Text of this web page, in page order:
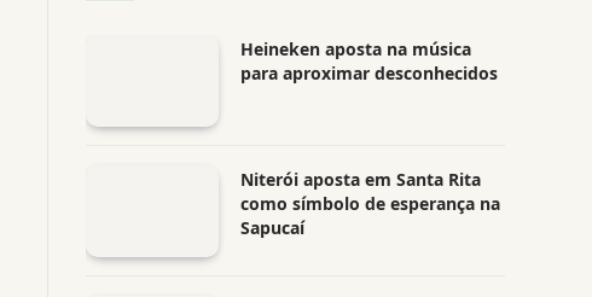
Heineken aposta na música
para aproximar desconhecidos
Niterói aposta em Santa Rita
como símbolo de esperança na
Sapucaí